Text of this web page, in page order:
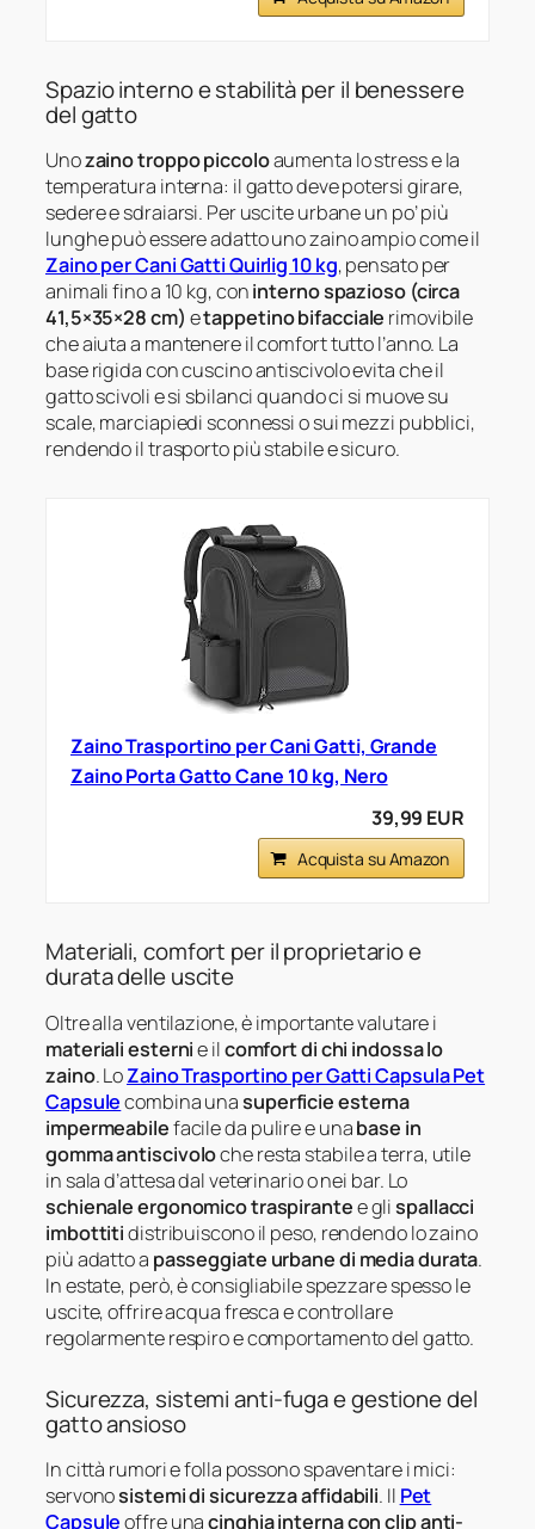
Spazio interno e stabilità per il benessere
del gatto
Unozaino troppo piccoloaumenta lo stress e la
temperatura interna: il gatto deve potersi girare,
sedere e sdraiarsi. Per uscite urbane un po’ più
lunghe può essere adatto uno zaino ampio come il
Zaino per Cani Gatti Quirlig 10 kg, pensato per
animali fino a 10 kg, coninterno spazioso (circa
41,5×35×28 cm) etappetino bifacciale rimovibile
che aiuta a mantenere il comfort tutto l’anno. La
base rigida con cuscino antiscivolo evita che il
gatto scivoli e si sbilanci quando ci si muove su
scale, marciapiedi sconnessi o sui mezzi pubblici,
rendendo il trasporto più stabile e sicuro.
Zaino Trasportino per Cani Gatti, Grande
Zaino Porta Gatto Cane 10 kg, Nero
39,99 EUR
Acquista su Amazon
Materiali, comfort per il proprietario e
durata delle uscite
Oltre alla ventilazione, è importante valutare i
materiali esternie ilcomfort di chi indossa lo
zaino. LoZaino Trasportino per Gatti Capsula Pet
Capsulecombina unasuperficie esterna
impermeabilefacile da pulire e unabase in
gomma antiscivoloche resta stabile a terra, utile
in sala d’attesa dal veterinario o nei bar. Lo
schienale ergonomico traspirantee glispallacci
imbottitidistribuiscono il peso, rendendo lo zaino
più adatto a passeggiate urbane di media durata.
In estate, però, è consigliabile spezzare spesso le
uscite, offrire acqua fresca e controllare
regolarmente respiro e comportamento del gatto.
Sicurezza, sistemi anti-fuga e gestione del
gatto ansioso
In città rumori e folla possono spaventare i mici:
servonosistemi di sicurezza affidabili. Il Pet
Capsuleoffre unacinghia interna con clip anti-